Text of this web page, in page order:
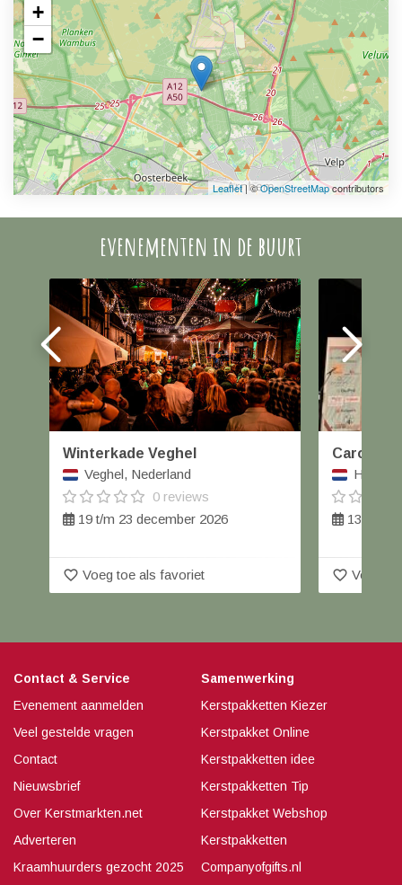
+
−
Leaflet| ©OpenStreetMapcontributors
evenementen in de buurt
Winterkade Veghel
Veghel, Nederland
0 reviews
19 t/m 23 december 2026
favorite_border Voeg toe als favoriet
Carolus
13
favorite_border Voeg
Contact & Service
Evenement aanmelden
Veel gestelde vragen
Contact
Nieuwsbrief
Over Kerstmarkten.net
Adverteren
Kraamhuurders gezocht 2025
Samenwerking
Kerstpakketten Kiezer
Kerstpakket Online
Kerstpakketten idee
Kerstpakketten Tip
Kerstpakket Webshop
Kerstpakketten
Companyofgifts.nl